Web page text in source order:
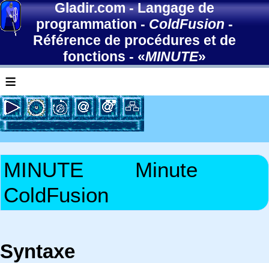
Gladir.com-Langage de
programmation-ColdFusion-
Référence de procédures et de
fonctions - «MINUTE»
≡
MINUTE
Minute
ColdFusion
Syntaxe